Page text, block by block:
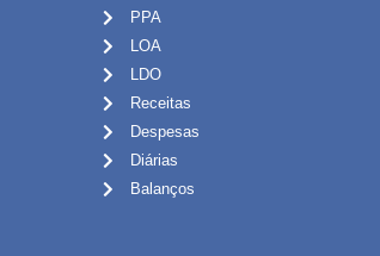
PPA
LOA
LDO
Receitas
Despesas
Diárias
Balanços